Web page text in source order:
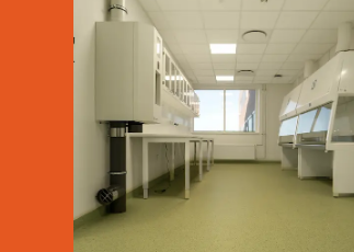
KØGE SYGEHUS
LÆS MERE